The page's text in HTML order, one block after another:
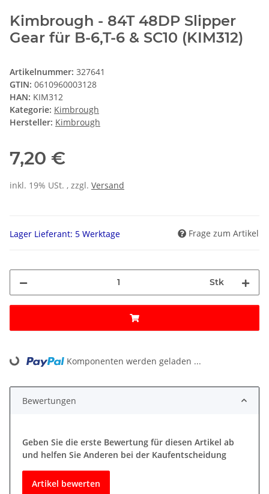
Kimbrough - 84T 48DP Slipper
Gear für B-6,T-6 & SC10 (KIM312)
Artikelnummer: 327641
GTIN: 0610960003128
HAN: KIM312
Kategorie: Kimbrough
Hersteller: Kimbrough
7,20 €
inkl. 19% USt. , zzgl. Versand
Lager Lieferant: 5 Werktage Frage zum Artikel
Stk
Loading... Komponenten werden geladen ...
Bewertungen
Geben Sie die erste Bewertung für diesen Artikel ab
und helfen Sie Anderen bei der Kaufentscheidung
Artikel bewerten